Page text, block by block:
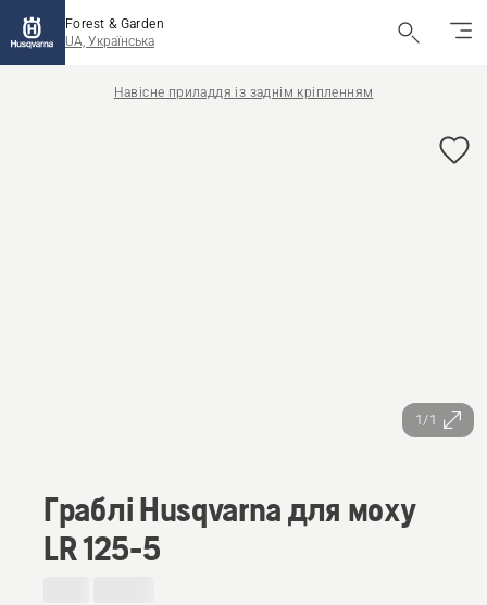
Forest & Garden
UA, Українська
Навісне приладдя із заднім кріпленням
1/1
Граблі Husqvarna для моху
LR 125-5